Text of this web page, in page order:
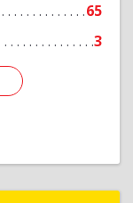
65
3
Подробнее